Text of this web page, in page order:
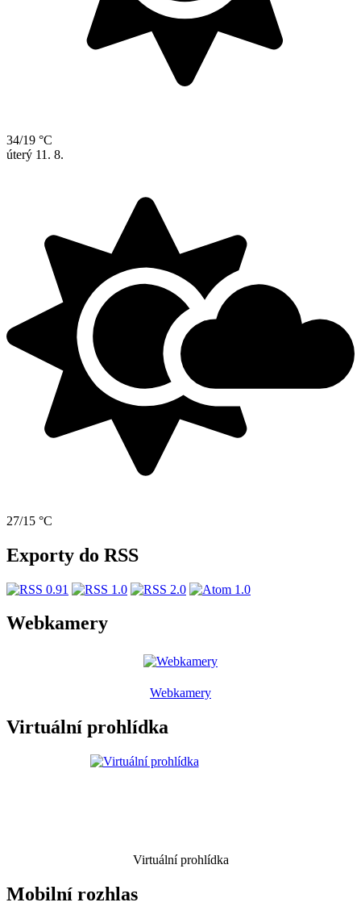
34/19 °C
úterý 11. 8.
27/15 °C
Exporty do RSS
Webkamery
Webkamery
Virtuální prohlídka
Virtuální prohlídka
Mobilní rozhlas